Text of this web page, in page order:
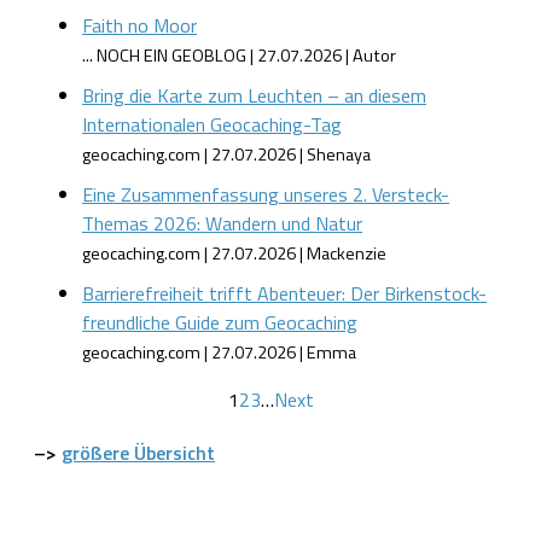
Faith no Moor
... NOCH EIN GEOBLOG 27.07.2026 Autor
Bring die Karte zum Leuchten – an diesem
Internationalen Geocaching-Tag
geocaching.com 27.07.2026 Shenaya
Eine Zusammenfassung unseres 2. Versteck-
Themas 2026: Wandern und Natur
geocaching.com 27.07.2026 Mackenzie
Barrierefreiheit trifft Abenteuer: Der Birkenstock-
freundliche Guide zum Geocaching
geocaching.com 27.07.2026 Emma
123…Next
–> größere Übersicht